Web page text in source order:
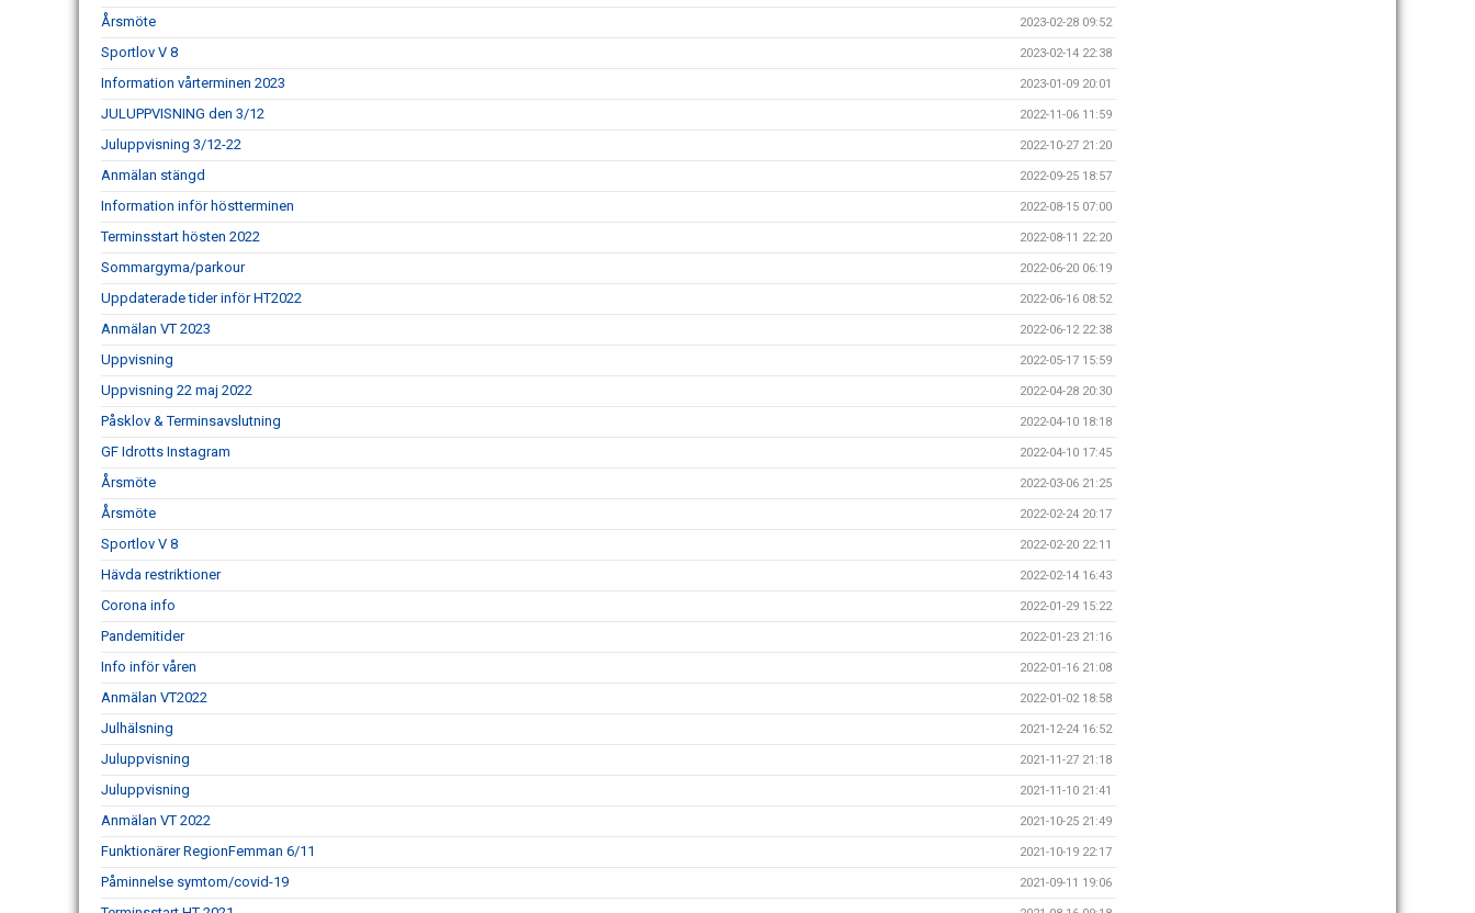
Årsmöte 2023-02-28 09:52
Sportlov V 8 2023-02-14 22:38
Information vårterminen 2023 2023-01-09 20:01
JULUPPVISNING den 3/12 2022-11-06 11:59
Juluppvisning 3/12-22 2022-10-27 21:20
Anmälan stängd 2022-09-25 18:57
Information inför höstterminen 2022-08-15 07:00
Terminsstart hösten 2022 2022-08-11 22:20
Sommargyma/parkour 2022-06-20 06:19
Uppdaterade tider inför HT2022 2022-06-16 08:52
Anmälan VT 2023 2022-06-12 22:38
Uppvisning 2022-05-17 15:59
Uppvisning 22 maj 2022 2022-04-28 20:30
Påsklov & Terminsavslutning 2022-04-10 18:18
GF Idrotts Instagram 2022-04-10 17:45
Årsmöte 2022-03-06 21:25
Årsmöte 2022-02-24 20:17
Sportlov V 8 2022-02-20 22:11
Hävda restriktioner 2022-02-14 16:43
Corona info 2022-01-29 15:22
Pandemitider 2022-01-23 21:16
Info inför våren 2022-01-16 21:08
Anmälan VT2022 2022-01-02 18:58
Julhälsning 2021-12-24 16:52
Juluppvisning 2021-11-27 21:18
Juluppvisning 2021-11-10 21:41
Anmälan VT 2022 2021-10-25 21:49
Funktionärer RegionFemman 6/11 2021-10-19 22:17
Påminnelse symtom/covid-19 2021-09-11 19:06